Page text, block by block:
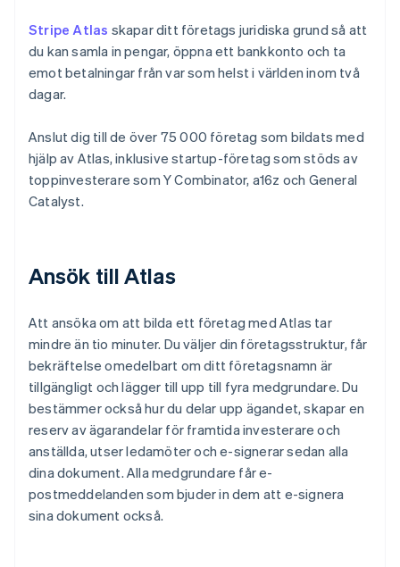
Stripe Atlas skapar ditt företags juridiska grund så att
du kan samla in pengar, öppna ett bankkonto och ta
emot betalningar från var som helst i världen inom två
dagar.
Anslut dig till de över 75 000 företag som bildats med
hjälp av Atlas, inklusive startup-företag som stöds av
toppinvesterare som Y Combinator, a16z och General
Catalyst.
Ansök till Atlas
Att ansöka om att bilda ett företag med Atlas tar
mindre än tio minuter. Du väljer din företagsstruktur, får
bekräftelse omedelbart om ditt företagsnamn är
tillgängligt och lägger till upp till fyra medgrundare. Du
bestämmer också hur du delar upp ägandet, skapar en
reserv av ägarandelar för framtida investerare och
anställda, utser ledamöter och e-signerar sedan alla
dina dokument. Alla medgrundare får e-
postmeddelanden som bjuder in dem att e-signera
sina dokument också.